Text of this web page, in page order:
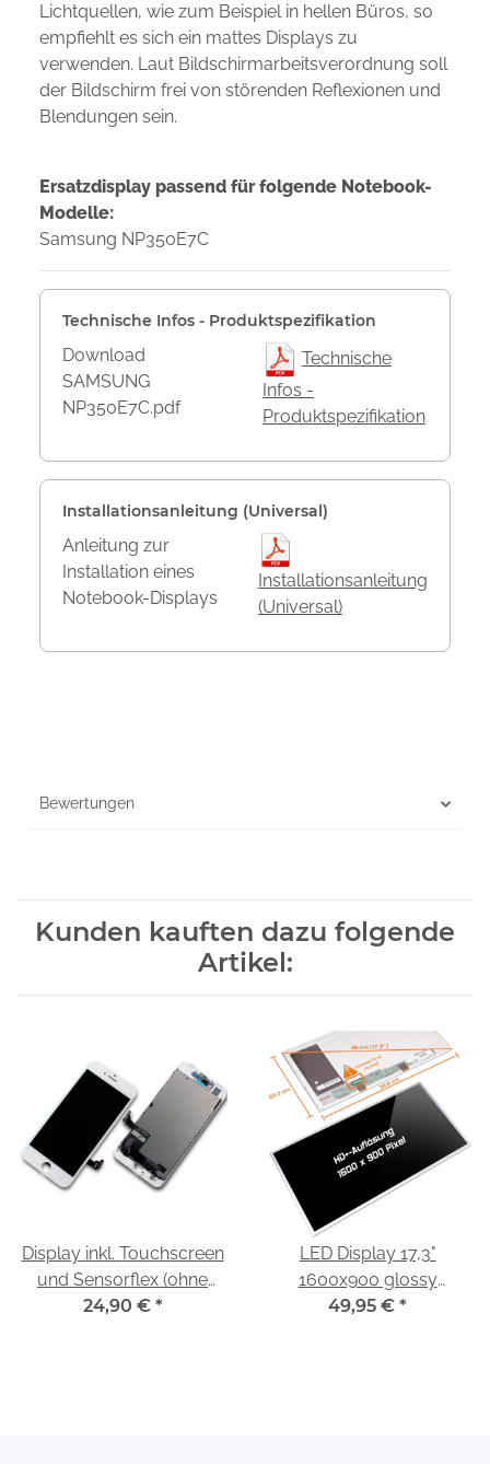
Lichtquellen, wie zum Beispiel in hellen Büros, so
empfiehlt es sich ein mattes Displays zu
verwenden. Laut Bildschirmarbeitsverordnung soll
der Bildschirm frei von störenden Reflexionen und
Blendungen sein.
Ersatzdisplay passend für folgende Notebook-
Modelle:
Samsung NP350E7C
Technische Infos - Produktspezifikation
Download
SAMSUNG
NP350E7C.pdf
Technische
Infos -
Produktspezifikation
Installationsanleitung (Universal)
Anleitung zur
Installation eines
Notebook-Displays
Installationsanleitung
(Universal)
Bewertungen
Kunden kauften dazu folgende
Artikel:
Display inkl. Touchscreen
und Sensorflex (ohne
Kamera) passend für
24,90 € *
LED Display 17,3"
1600x900 glossy
passend für HP Presario
49,95 € *